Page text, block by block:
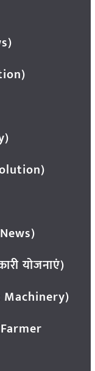
योजनाएं)
Machinery)